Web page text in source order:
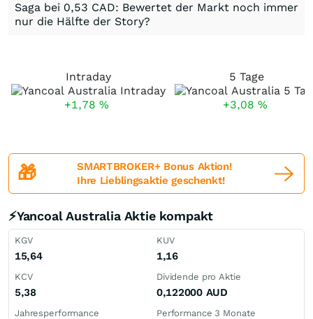
Saga bei 0,53 CAD: Bewertet der Markt noch immer
nur die Hälfte der Story?
Intraday
+1,78 %
5 Tage
+3,08 %
🎁
SMARTBROKER+ Bonus Aktion!
Ihre Lieblingsaktie geschenkt!
⚡Yancoal Australia Aktie kompakt
KGV
15,64
KUV
1,16
KCV
5,38
Dividende pro Aktie
0,122000 AUD
Jahresperformance Performance 3 Monate